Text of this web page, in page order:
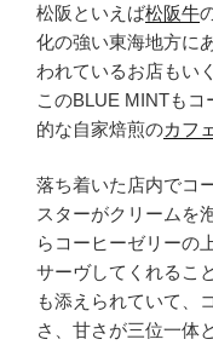
松阪といえば松阪牛
化の強い東海地方に
われているお店もい
このBLUE MINTも
的な自家焙煎のカフェ
落ち着いた店内でコ
スターがクリームを
らコーヒーゼリーの
サーヴしてくれるこ
も添えられていて、
さ、甘さが三位一体